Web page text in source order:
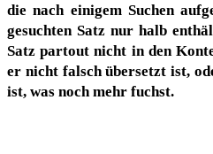
die nach eini­gem Suchen
gesuch­ten Satz nur halb
Satz par­tout nicht in den
er nicht falsch über­setzt ist,
ist, was noch mehr fuchst.